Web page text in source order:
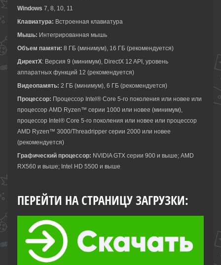
Windows 7, 8, 10, 11
Клавиатура: Встроенная клавиатура
Мышь: Интегрированная мышь
Объем памяти: 8 ГБ (минимум), 16 ГБ (рекомендуется)
ДиректХ: Версия 9 (минимум), DirectX 12 API, уровень
аппаратных функций 12 (рекомендуется)
Видеопамять: 2 ГБ (минимум), 6 ГБ (рекомендуется)
Процессор: Процессор Intel® Core 5-го поколения или новее или
процессор AMD Ryzen™ серии 1000 или новее (минимум),
процессор Intel® Core 5-го поколения или новее или процессор
AMD Ryzen™ 3000/Threadripper серии 2000 или новее
(рекомендуется)
Графический процессор: NVIDIA GTX серии 900 и выше; AMD
RX560 и выше; Intel HD 5500 и выше
ПЕРЕЙТИ НА СТРАНИЦУ ЗАГРУЗКИ: